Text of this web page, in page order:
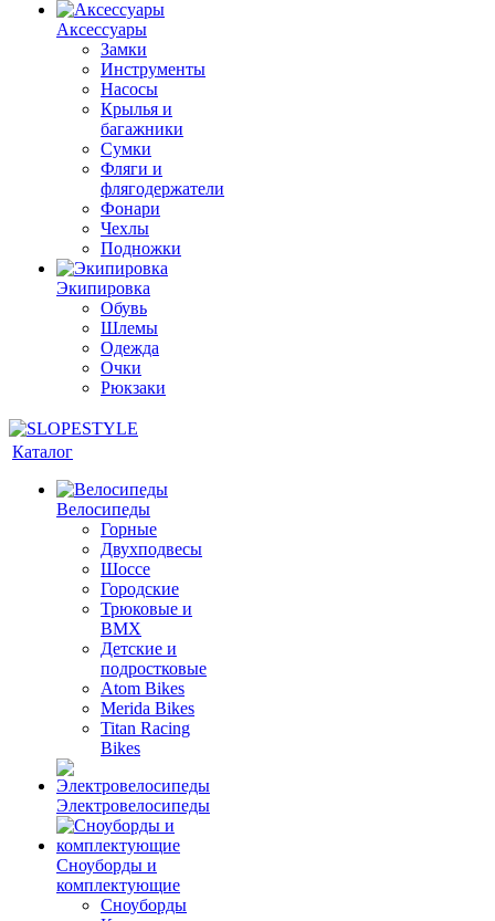
Аксессуары
Замки
Инструменты
Насосы
Крылья и
багажники
Сумки
Фляги и
флягодержатели
Фонари
Чехлы
Подножки
Экипировка
Обувь
Шлемы
Одежда
Очки
Рюкзаки
Каталог
Велосипеды
Горные
Двухподвесы
Шоссе
Городские
Трюковые и
BMX
Детские и
подростковые
Atom Bikes
Merida Bikes
Titan Racing
Bikes
Электровелосипеды
Cноуборды и
комплектующие
Сноуборды